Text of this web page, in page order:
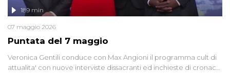
Puntata del 7 maggio
189 min
07 maggio 2026
Veronica Gentili conduce con Max Angioni il programma cult di
attualita' con nuove interviste dissacranti ed inchieste di cronaca